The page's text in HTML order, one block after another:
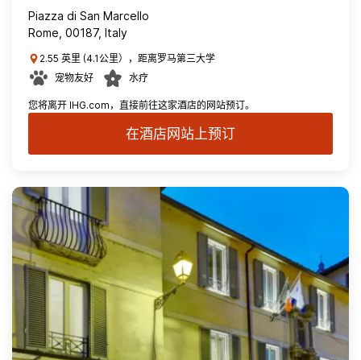
Piazza di San Marcello
Rome, 00187, Italy
2.55 英里 (4.1公里），距离罗马第三大学
宠物友好
水疗
您将离开 IHG.com，直接前往这家酒店的网站预订。
在酒店网站上预订